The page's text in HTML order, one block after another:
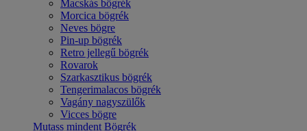
Macskás bögrék
Morcica bögrék
Neves bögre
Pin-up bögrék
Retro jellegű bögrék
Rovarok
Szarkasztikus bögrék
Tengerimalacos bögrék
Vagány nagyszülők
Vicces bögre
Mutass mindent Bögrék